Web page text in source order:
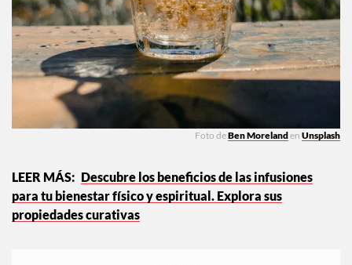
Foto deBen Morelanden Unsplash
Descubre los beneficios de las infusiones
para tu bienestar físico y espiritual. Explora sus
propiedades curativas